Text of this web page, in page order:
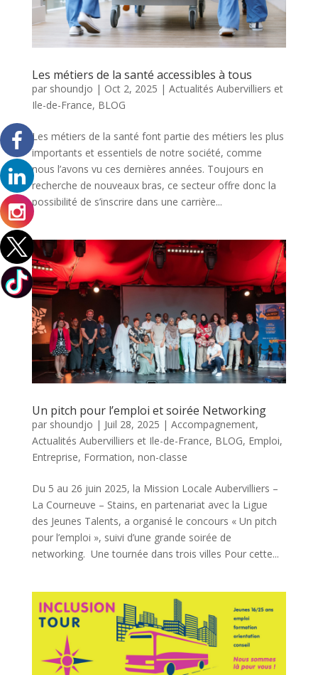
Les métiers de la santé accessibles à tous
par shoundjo | Oct 2, 2025 | Actualités Aubervilliers et
Ile-de-France, BLOG
Les métiers de la santé font partie des métiers les plus
importants et essentiels de notre société, comme
nous l’avons vu ces dernières années. Toujours en
recherche de nouveaux bras, ce secteur offre donc la
possibilité de s’inscrire dans une carrière...
Un pitch pour l’emploi et soirée Networking
par shoundjo | Juil 28, 2025 | Accompagnement,
Actualités Aubervilliers et Ile-de-France, BLOG, Emploi,
Entreprise, Formation, non-classe
Du 5 au 26 juin 2025, la Mission Locale Aubervilliers –
La Courneuve – Stains, en partenariat avec la Ligue
des Jeunes Talents, a organisé le concours « Un pitch
pour l’emploi », suivi d’une grande soirée de
networking. Une tournée dans trois villes Pour cette...